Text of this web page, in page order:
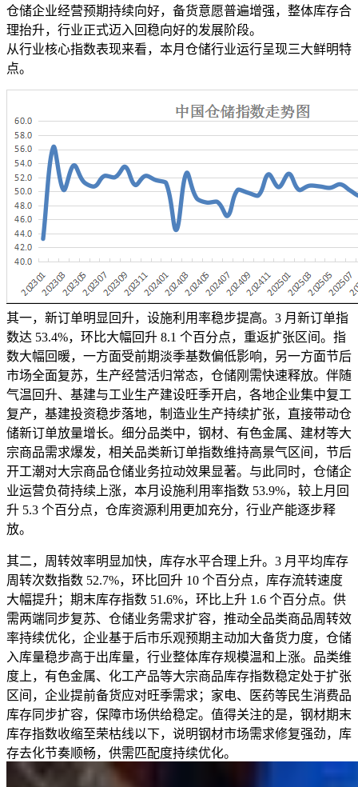
仓储企业经营预期持续向好，备货意愿普遍增强，整体库存合
理抬升，行业正式迈入回稳向好的发展阶段。
从行业核心指数表现来看，本月仓储行业运行呈现三大鲜明特
点。
其一，新订单明显回升，设施利用率稳步提高。3 月新订单指
数达 53.4%，环比大幅回升 8.1 个百分点，重返扩张区间。指
数大幅回暖，一方面受前期淡季基数偏低影响，另一方面节后
市场全面复苏，生产经营活归常态，仓储刚需快速释放。伴随
气温回升、基建与工业生产建设旺季开启，各地企业集中复工
复产，基建投资稳步落地，制造业生产持续扩张，直接带动仓
储新订单放量增长。细分品类中，钢材、有色金属、建材等大
宗商品需求爆发，相关品类新订单指数维持高景气区间，节后
开工潮对大宗商品仓储业务拉动效果显著。与此同时，仓储企
业运营负荷持续上涨，本月设施利用率指数 53.9%，较上月回
升 5.3 个百分点，仓库资源利用更加充分，行业产能逐步释
放。
其二，周转效率明显加快，库存水平合理上升。3 月平均库存
周转次数指数 52.7%，环比回升 10 个百分点，库存流转速度
大幅提升；期末库存指数 51.6%，环比上升 1.6 个百分点。供
需两端同步复苏、仓储业务需求扩容，推动全品类商品周转效
率持续优化，企业基于后市乐观预期主动加大备货力度，仓储
入库量稳步高于出库量，行业整体库存规模温和上涨。品类维
度上，有色金属、化工产品等大宗商品库存指数稳定处于扩张
区间，企业提前备货应对旺季需求；家电、医药等民生消费品
库存同步扩容，保障市场供给稳定。值得关注的是，钢材期末
库存指数收缩至荣枯线以下，说明钢材市场需求修复强劲，库
存去化节奏顺畅，供需匹配度持续优化。